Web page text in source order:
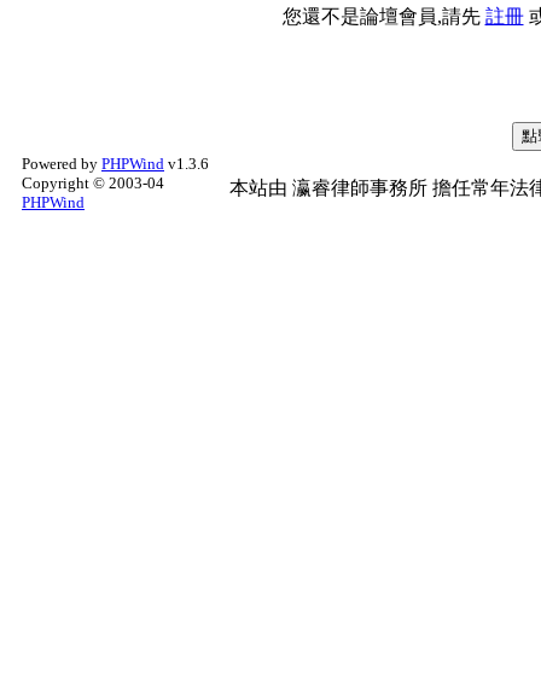
您還不是論壇會員,請先 註冊
Powered by PHPWind v1.3.6
Copyright © 2003-04
PHPWind
本站由 瀛睿律師事務所 擔任常年法